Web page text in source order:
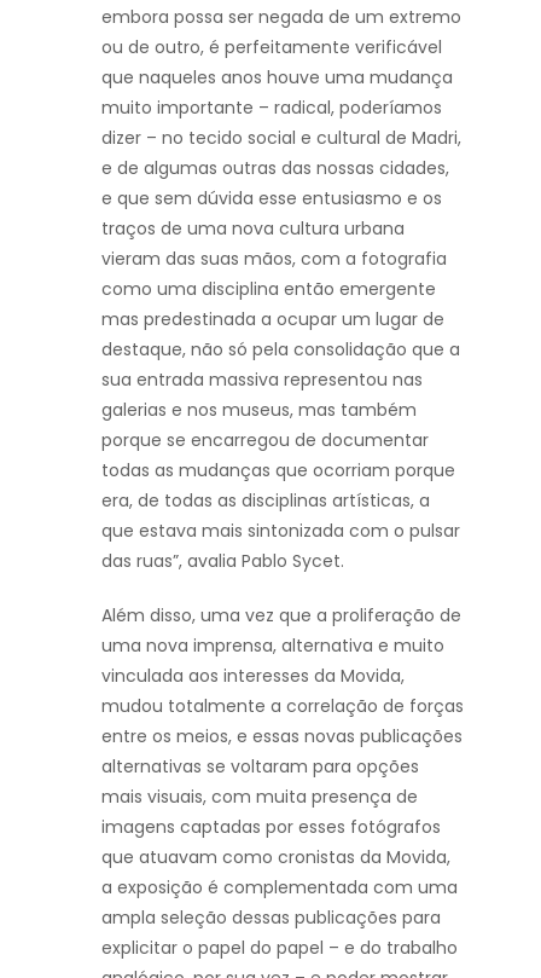
embora possa ser negada de um extremo
ou de outro, é perfeitamente verificável
que naqueles anos houve uma mudança
muito importante – radical, poderíamos
dizer – no tecido social e cultural de Madri,
e de algumas outras das nossas cidades,
e que sem dúvida esse entusiasmo e os
traços de uma nova cultura urbana
vieram das suas mãos, com a fotografia
como uma disciplina então emergente
mas predestinada a ocupar um lugar de
destaque, não só pela consolidação que a
sua entrada massiva representou nas
galerias e nos museus, mas também
porque se encarregou de documentar
todas as mudanças que ocorriam porque
era, de todas as disciplinas artísticas, a
que estava mais sintonizada com o pulsar
das ruas”, avalia Pablo Sycet.
Além disso, uma vez que a proliferação de
uma nova imprensa, alternativa e muito
vinculada aos interesses da Movida,
mudou totalmente a correlação de forças
entre os meios, e essas novas publicações
alternativas se voltaram para opções
mais visuais, com muita presença de
imagens captadas por esses fotógrafos
que atuavam como cronistas da Movida,
a exposição é complementada com uma
ampla seleção dessas publicações para
explicitar o papel do papel – e do trabalho